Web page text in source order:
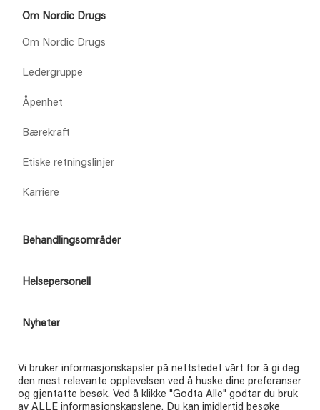
Om Nordic Drugs
Om Nordic Drugs
Ledergruppe
Åpenhet
Bærekraft
Etiske retningslinjer
Karriere
Behandlingsområder
Helsepersonell
Nyheter
Kontakt
Kontakt
Vi bruker informasjonskapsler på nettstedet vårt for å gi deg
den mest relevante opplevelsen ved å huske dine preferanser
og gjentatte besøk. Ved å klikke "Godta Alle" godtar du bruk
av ALLE informasjonskapslene. Du kan imidlertid besøke